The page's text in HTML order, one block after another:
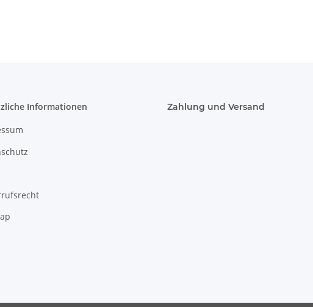
Informationen Zahlung und Versand